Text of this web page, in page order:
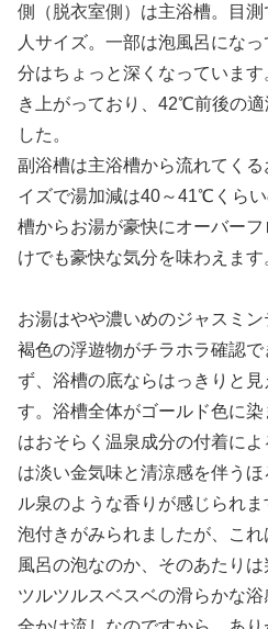
側（脱衣室側）は主浴槽。目
人サイズ。一部は泡風呂にな
分はちょっと深くなっていま
き上がっており、42℃前後の適
した。
副浴槽は主浴槽から流れてく
イズで湯加減は40～41℃くら
槽からお湯が豪快にオーバー
けでも豪快な気分を味わえます
お湯はやや濃いめのジャスミ
褐色の浮遊物がチラホラ確認
ず、浴槽の底ならはっきりと
す。浴槽全体がゴールド色に
はおそらく温泉成分の付着に
は淡い金気味と清涼感を伴う
ル泉のような香りが感じられ
泡付きがみられましたが、こ
風呂の泡なのか、そのあたり
ツルツルスベスベの滑らかな